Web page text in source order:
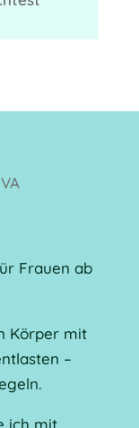
Frauen ab
Körper mit
–
ich mit